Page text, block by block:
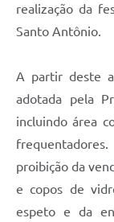
realização da
Santo Antônio.
A partir deste
adotada pela
incluindo área
proibição da
e copos de
espeto e da